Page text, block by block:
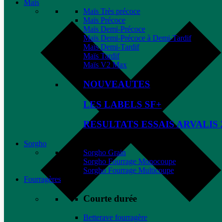
Maïs
Maïs Très précoce
Maïs Précoce
Maïs Demi-Précoce
Maïs Demi-Précoce à Demi-Tardif
Maïs Demi-Tardif
Maïs Tardif
Maïs V2 Max
NOUVEAUTES
LES LABELS SF+
RESULTATS ESSAIS ARVALIS
Sorgho
Sorgho Grain
Sorgho Fourrage Monocoupe
Sorgho Fourrage Multicoupe
Fourragères
Courte durée
Betterave fourragère